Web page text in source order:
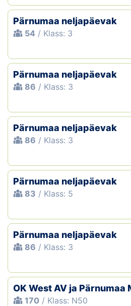
Pärnumaa neljapäevak
54 / Klass: 3
Pärnumaa neljapäevak
86 / Klass: 3
Pärnumaa neljapäevak
86 / Klass: 3
Pärnumaa neljapäevak
83 / Klass: 5
Pärnumaa neljapäevak
86 / Klass: 3
OK West AV ja Pärnumaa
170 / Klass: N50